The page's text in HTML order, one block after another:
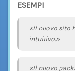
ESEMPI
«Il nuovo sito
intuitivo.»
«Il nuovo